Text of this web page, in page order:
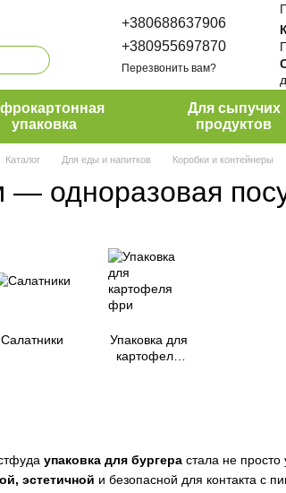
+380688637906
+380955697870
Перезвонить вам?
упаковка
Для сыпучих
продуктов
Каталог Для еды и напитков Коробки и контейнеры
— одноразовая
Салатники
Упаковка для
картофеля
упаковка для бургера стала не
эстетичной и безопасной для контакта с